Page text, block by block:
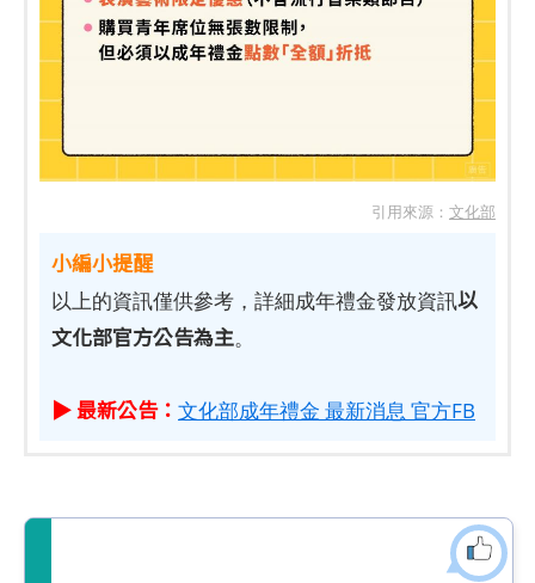
引用來源： 文化部
小編小提醒
以上的資訊僅供參考，詳細成年禮金發放資訊以
文化部官方公告為主。
▶ 最新公告： 文化部成年禮金 最新消息 官方FB